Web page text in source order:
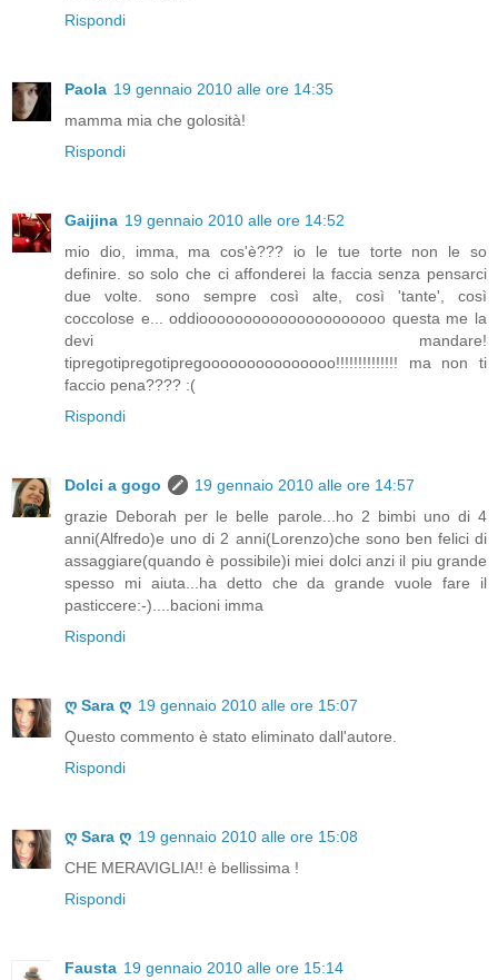
Rispondi
Paola 19 gennaio 2010 alle ore 14:35
mamma mia che golosità!
Rispondi
Gaijina 19 gennaio 2010 alle ore 14:52
mio dio, imma, ma cos'è??? io le tue torte non le so
definire. so solo che ci affonderei la faccia senza pensarci
due volte. sono sempre così alte, così 'tante', così
coccolose e... oddiooooooooooooooooooooo questa me la
devi mandare!
tipregotipregotipregooooooooooooooo!!!!!!!!!!!!!! ma non ti
faccio pena???? :(
Rispondi
Dolci a gogo
19 gennaio 2010 alle ore 14:57
grazie Deborah per le belle parole...ho 2 bimbi uno di 4
anni(Alfredo)e uno di 2 anni(Lorenzo)che sono ben felici di
assaggiare(quando è possibile)i miei dolci anzi il piu grande
spesso mi aiuta...ha detto che da grande vuole fare il
pasticcere:-)....bacioni imma
Rispondi
ღ Sara ღ 19 gennaio 2010 alle ore 15:07
Questo commento è stato eliminato dall'autore.
Rispondi
ღ Sara ღ 19 gennaio 2010 alle ore 15:08
CHE MERAVIGLIA!! è bellissima !
Rispondi
Fausta 19 gennaio 2010 alle ore 15:14